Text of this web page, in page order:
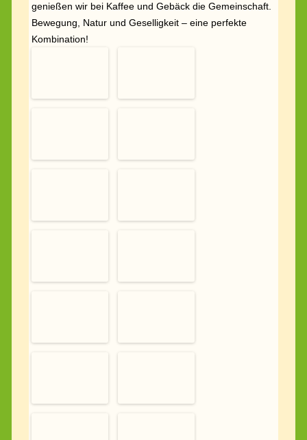
Bewegung, Natur und Geselligkeit – eine perfekte
Kombination!
Heidenberg 24, sind auch diese